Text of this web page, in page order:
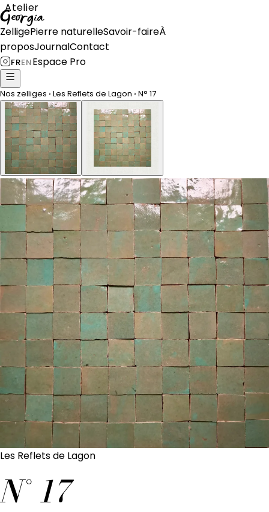
Atelier
Georgia
ZelligePierre naturelleSavoir-faireÀ
proposJournalContact
FRENEspace Pro
Nos zelliges › Les Reflets de Lagon › N° 17
Les Reflets de Lagon
N° 17